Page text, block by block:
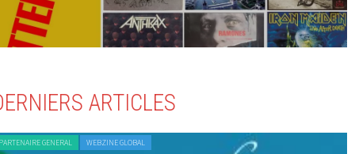
ARTICLES
GENERAL WEBZINE GLOBAL